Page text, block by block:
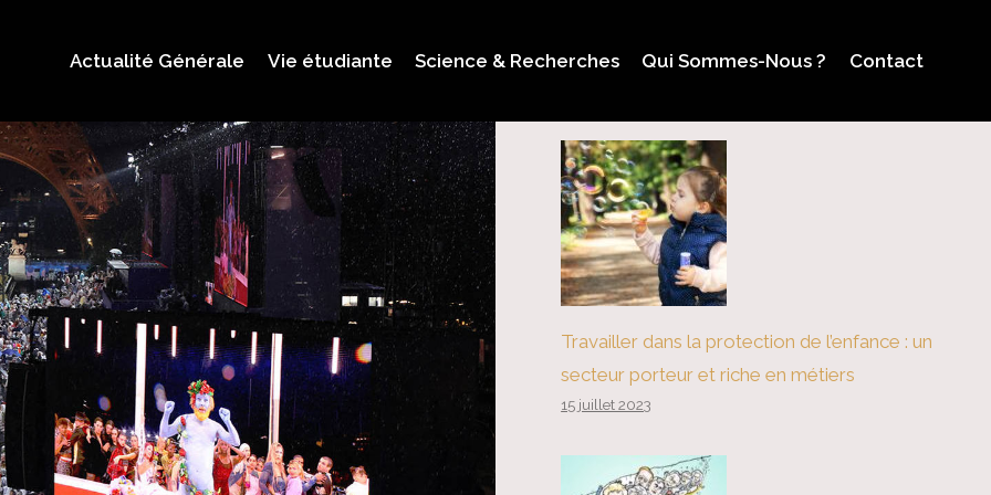
Actualité Générale Vie étudiante Science & Recherches Qui Sommes-Nous ? Contact
Travailler dans la protection de l’enfance : un
secteur porteur et riche en métiers
15 juillet 2023